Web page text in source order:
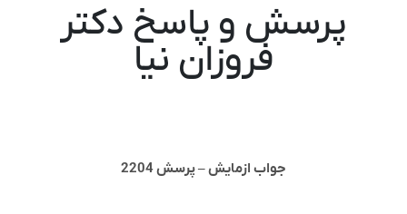
پرسش و پاسخ دکتر
فروزان نیا
جواب ازمایش – پرسش 2204